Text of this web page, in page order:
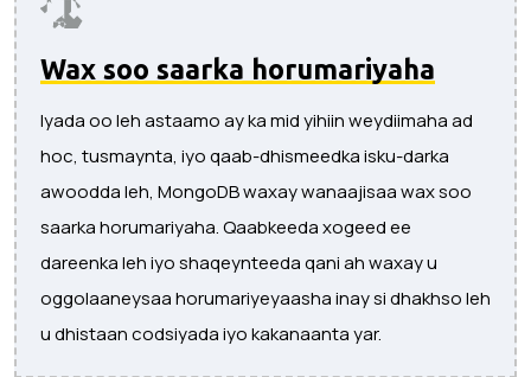
Wax soo saarka horumariyaha
Iyada oo leh astaamo ay ka mid yihiin weydiimaha ad
hoc, tusmaynta, iyo qaab-dhismeedka isku-darka
awoodda leh, MongoDB waxay wanaajisaa wax soo
saarka horumariyaha. Qaabkeeda xogeed ee
dareenka leh iyo shaqeynteeda qani ah waxay u
oggolaaneysaa horumariyeyaasha inay si dhakhso leh
u dhistaan ​​codsiyada iyo kakanaanta yar.